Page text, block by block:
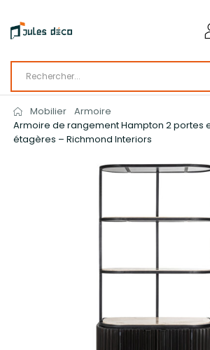
Mobilier Armoire
Armoire de rangement Hampton 2 portes
étagères – Richmond Interiors